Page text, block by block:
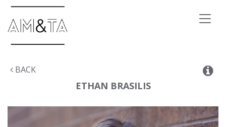
BACK
ETHAN BRASILIS